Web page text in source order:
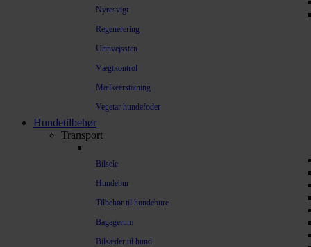
Nyresvigt
Regenerering
Urinvejssten
Vægtkontrol
Mælkeerstatning
Vegetar hundefoder
Hundetilbehør
Transport
Bilsele
Hundebur
Tilbehør til hundebure
Bagagerum
Bilsæder til hund